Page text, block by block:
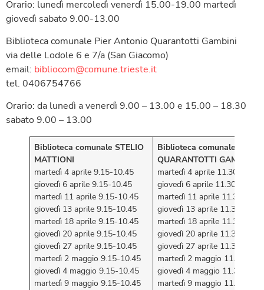
Orario: lunedì mercoledì venerdì 15.00-19.00 martedì
giovedì sabato 9.00-13.00
Biblioteca comunale Pier Antonio Quarantotti Gambini
via delle Lodole 6 e 7/a (San Giacomo)
email: bibliocom@comune.trieste.it
tel. 0406754766
Orario: da lunedì a venerdì 9.00 – 13.00 e 15.00 – 18.30
sabato 9.00 – 13.00
Biblioteca comunale STELIO
MATTIONI
martedì 4 aprile 9.15-10.45
giovedì 6 aprile 9.15-10.45
martedì 11 aprile 9.15-10.45
giovedì 13 aprile 9.15-10.45
martedì 18 aprile 9.15-10.45
giovedì 20 aprile 9.15-10.45
giovedì 27 aprile 9.15-10.45
martedì 2 maggio 9.15-10.45
giovedì 4 maggio 9.15-10.45
martedì 9 maggio 9.15-10.45
Biblioteca comunale
QUARANTOTTI GAMBINI
martedì 4 aprile 11.30-13.00
giovedì 6 aprile 11.30-13.00
martedì 11 aprile 11.30-
giovedì 13 aprile 11.30-
martedì 18 aprile 11.30-
giovedì 20 aprile 11.30-
giovedì 27 aprile 11.30-
martedì 2 maggio 11.30-
giovedì 4 maggio 11.30-
martedì 9 maggio 11.30-